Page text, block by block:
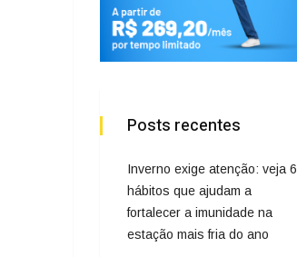
Posts recentes
Inverno exige atenção: veja 6
hábitos que ajudam a
fortalecer a imunidade na
estação mais fria do ano